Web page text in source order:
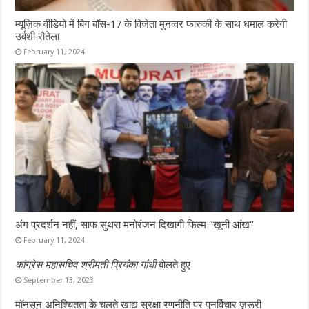
म्यूज़िक वीडियो में बिग बॉस-17 के विजेता मुनव्वर फारुकी के साथ धमाल करेगी
उर्वशी रौतेला
February 11, 2024
अंग प्रदर्शन नहीं, साफ सुथरा मनोरंजन दिखागी फिल्म “खूनी आंख”
February 11, 2024
कांग्रेस महासचिव श्रीमती प्रियंका गांधीबोलते हुए
September 13, 2023
मॉनसून अनिश्चितता के चलते खाद्य सुरक्षा रणनीति पर पुनर्विचार ज़रूरी